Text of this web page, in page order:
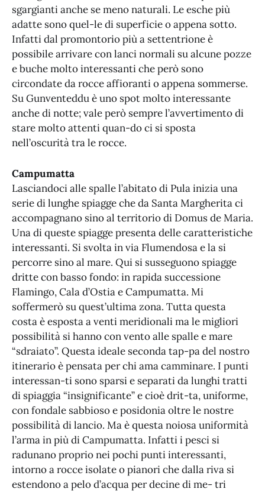
sgargianti anche se meno naturali. Le esche più
adatte sono quel-le di superficie o appena sotto.
Infatti dal promontorio più a settentrione è
possibile arrivare con lanci normali su alcune pozze
e buche molto interessanti che però sono
circondate da rocce affioranti o appena sommerse.
Su Gunventeddu è uno spot molto interessante
anche di notte; vale però sempre l’avvertimento di
stare molto attenti quan-do ci si sposta
nell’oscurità tra le rocce.
Campumatta
Lasciandoci alle spalle l’abitato di Pula inizia una
serie di lunghe spiagge che da Santa Margherita ci
accompagnano sino al territorio di Domus de Maria.
Una di queste spiagge presenta delle caratteristiche
interessanti. Si svolta in via Flumendosa e la si
percorre sino al mare. Qui si susseguono spiagge
dritte con basso fondo: in rapida successione
Flamingo, Cala d’Ostia e Campumatta. Mi
soffermerò su quest’ultima zona. Tutta questa
costa è esposta a venti meridionali ma le migliori
possibilità si hanno con vento alle spalle e mare
“sdraiato”. Questa ideale seconda tap-pa del nostro
itinerario è pensata per chi ama camminare. I punti
interessan-ti sono sparsi e separati da lunghi tratti
di spiaggia “insignificante” e cioè drit-ta, uniforme,
con fondale sabbioso e posidonia oltre le nostre
possibilità di lancio. Ma è questa noiosa uniformità
l’arma in più di Campumatta. Infatti i pesci si
radunano proprio nei pochi punti interessanti,
intorno a rocce isolate o pianori che dalla riva si
estendono a pelo d’acqua per decine di me- tri